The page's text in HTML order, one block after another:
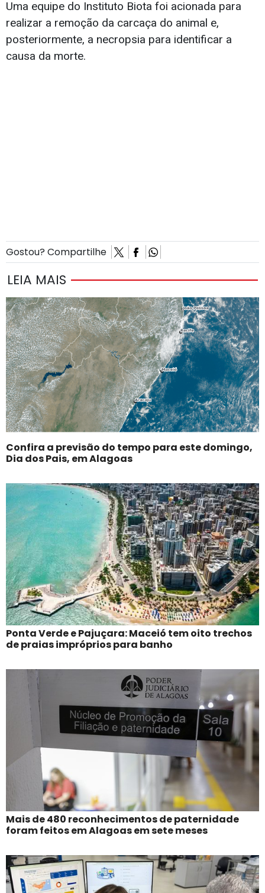
Uma equipe do Instituto Biota foi acionada para
realizar a remoção da carcaça do animal e,
posteriormente, a necropsia para identificar a
causa da morte.
Gostou? Compartilhe
LEIA MAIS
Confira a previsão do tempo para este domingo,
Dia dos Pais, em Alagoas
Ponta Verde e Pajuçara: Maceió tem oito trechos
de praias impróprios para banho
Mais de 480 reconhecimentos de paternidade
foram feitos em Alagoas em sete meses